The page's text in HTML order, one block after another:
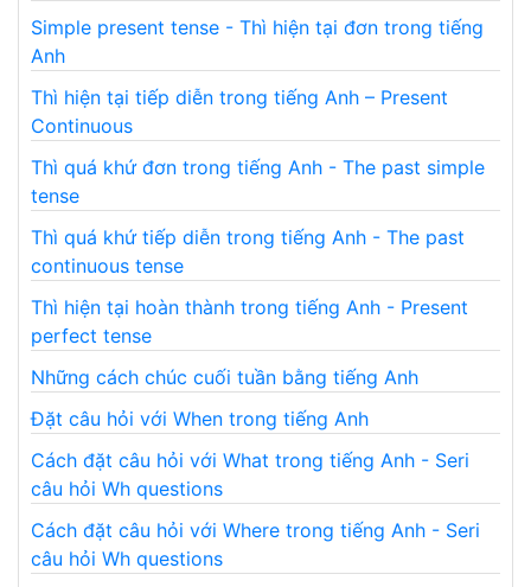
Simple present tense - Thì hiện tại đơn trong tiếng
Anh
Thì hiện tại tiếp diễn trong tiếng Anh – Present
Continuous
Thì quá khứ đơn trong tiếng Anh - The past simple
tense
Thì quá khứ tiếp diễn trong tiếng Anh - The past
continuous tense
Thì hiện tại hoàn thành trong tiếng Anh - Present
perfect tense
Những cách chúc cuối tuần bằng tiếng Anh
Đặt câu hỏi với When trong tiếng Anh
Cách đặt câu hỏi với What trong tiếng Anh - Seri
câu hỏi Wh questions
Cách đặt câu hỏi với Where trong tiếng Anh - Seri
câu hỏi Wh questions